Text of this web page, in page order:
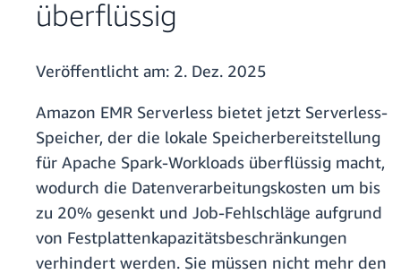
überflüssig
Veröffentlicht am: 2. Dez. 2025
Amazon EMR Serverless bietet jetzt Serverless-
Speicher, der die lokale Speicherbereitstellung
für Apache Spark-Workloads überflüssig macht,
wodurch die Datenverarbeitungskosten um bis
zu 20% gesenkt und Job-Fehlschläge aufgrund
von Festplattenkapazitätsbeschränkungen
verhindert werden. Sie müssen nicht mehr den